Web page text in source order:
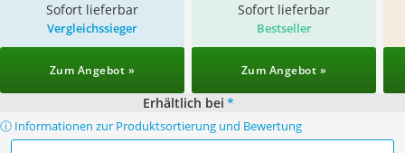
Sofort lieferbar Sofort lieferbar
Vergleichssieger
Zum Angebot »
Bestseller
Zum Angebot »
Erhältlich bei *
ⓘ Informationen zur Produktsortierung und Bewertung